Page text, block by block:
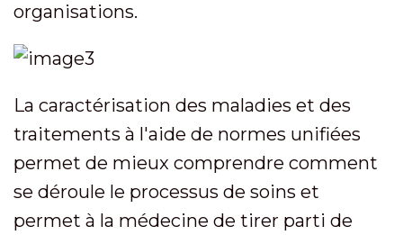
organisations.
La caractérisation des maladies et des
traitements à l'aide de normes unifiées
permet de mieux comprendre comment
se déroule le processus de soins et
permet à la médecine de tirer parti de